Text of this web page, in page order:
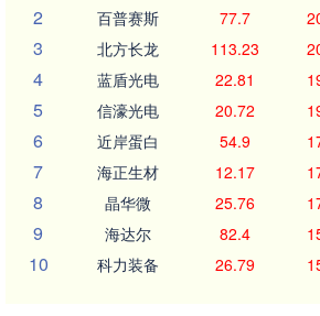
2 百普赛斯 77.7
3 北方长龙 113.23
4 蓝盾光电 22.81
5 信濠光电 20.72
6 近岸蛋白 54.9
7 海正生材 12.17
8 晶华微 25.76
9 海达尔 82.4
10 科力装备 26.79